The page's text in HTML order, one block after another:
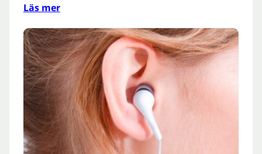
Läs mer